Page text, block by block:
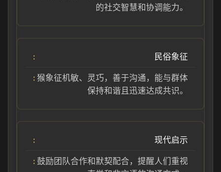
的社交智慧和协调能力。
民俗象征
猴象征机敏、灵巧，善于沟通，能与群体
保持和谐且迅速达成共识。
现代启示
鼓励团队合作和默契配合，提醒人们重视